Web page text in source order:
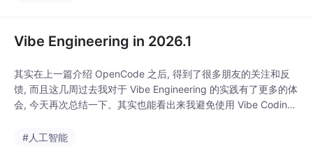
Vibe Engineering in 2026.1
其实在上一篇介绍 OpenCode 之后, 得到了很多朋友的关注和反
馈, 而且这几周过去我对于 Vibe Engineering 的实践有了更多的体
会, 今天再次总结一下。其实也能看出来我避免使用 Vibe Coding
东西。另外，本文的 AI 含量我会尽量控制在 5% 内，可以放心阅
#人工智能